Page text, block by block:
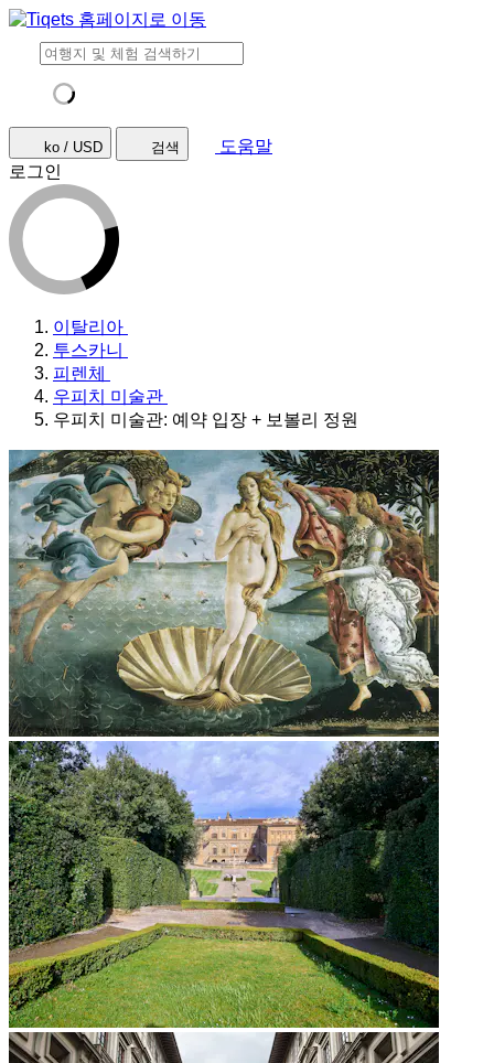
ko / USD 검색
도움말
로그인
이탈리아
투스카니
피렌체
우피치 미술관
우피치 미술관: 예약 입장 + 보볼리 정원